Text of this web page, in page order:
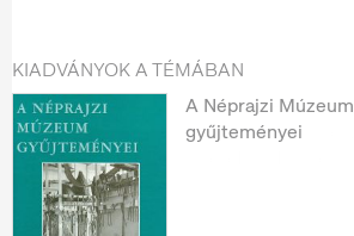
KIADVÁNYOK A TÉMÁBAN
A Néprajzi Múzeum
gyűjteményei